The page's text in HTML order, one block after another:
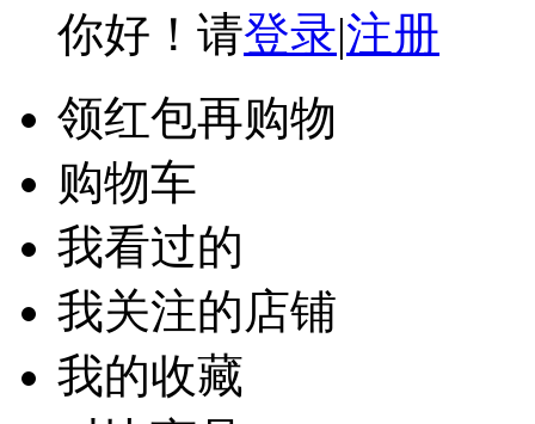
你好！请登录|注册
领红包再购物
购物车
我看过的
我关注的店铺
我的收藏